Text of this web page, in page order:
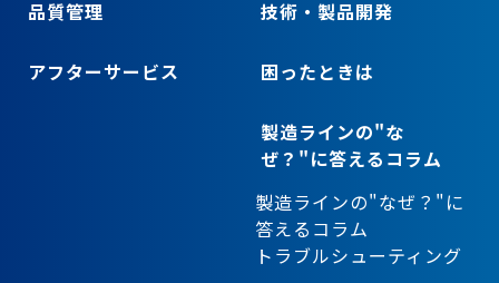
品質管理
技術・製品開発
アフターサービス 困ったときは
製造ラインの"な
ぜ？"に答えるコラム
製造ラインの"なぜ？"に
答えるコラム
トラブルシューティング